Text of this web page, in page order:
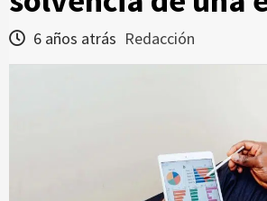
6 años atrás Redacción